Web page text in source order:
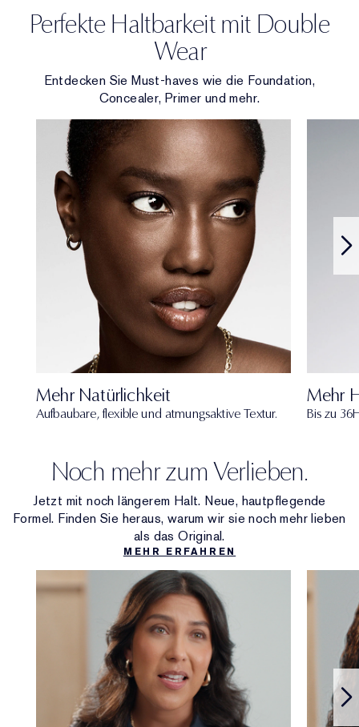
Perfekte Haltbarkeit mit Double
Wear
Entdecken Sie Must-haves wie die Foundation,
Concealer, Primer und mehr.
Mehr Natürlichkeit
Aufbaubare, flexible und atmungsaktive Textur.
Mehr
Bis zu
Noch mehr zum Verlieben.
Jetzt mit noch längerem Halt. Neue, hautpflegende
Formel. Finden Sie heraus, warum wir sie noch mehr lieben
als das Original.
MEHR ERFAHREN